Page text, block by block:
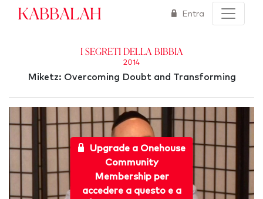
Kabbalah Entra
I segreti della Bibbia
2014
Miketz: Overcoming Doubt and Transforming
Upgrade a Onehouse
Community
Membership per
accedere a questo e a